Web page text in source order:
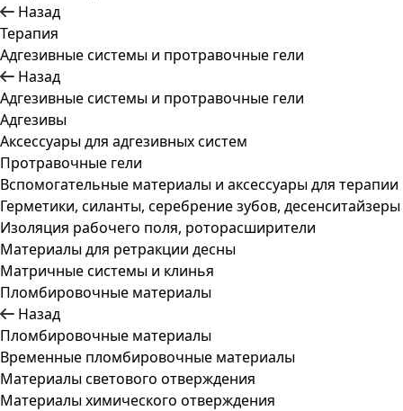
Назад
Терапия
Адгезивные системы и протравочные гели
Назад
Адгезивные системы и протравочные гели
Адгезивы
Аксессуары для адгезивных систем
Протравочные гели
Вспомогательные материалы и аксессуары для терапии
Герметики, силанты, серебрение зубов, десенситайзеры
Изоляция рабочего поля, роторасширители
Материалы для ретракции десны
Матричные системы и клинья
Пломбировочные материалы
Назад
Пломбировочные материалы
Временные пломбировочные материалы
Материалы светового отверждения
Материалы химического отверждения